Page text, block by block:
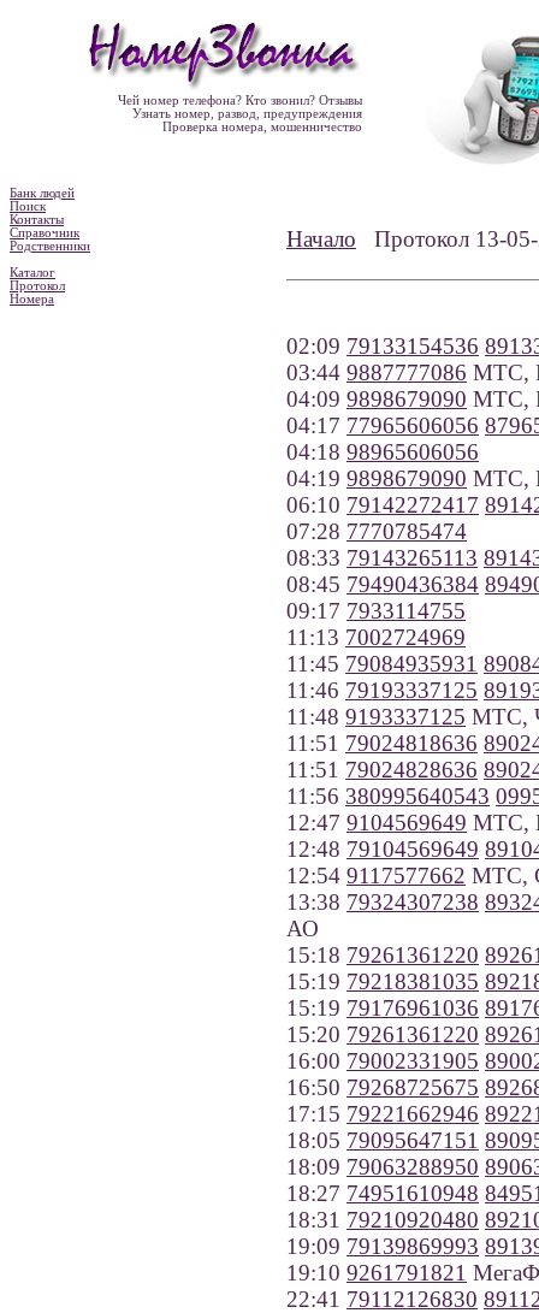
Чей номер телефона? Кто звонил? Отзывы
Узнать номер, развод, предупреждения
Проверка номера, мошенничество
Банк людей
Поиск
Контакты
Справочник
Родственники
Каталог
Протокол
Номера
Начало Протокол 13-
02:09 79133154536
03:44 9887777086 МТС,
04:09 9898679090 МТС,
04:17 77965606056
04:18 98965606056
04:19 9898679090 МТС,
06:10 79142272417
07:28 7770785474
08:33 79143265113
08:45 79490436384
09:17 7933114755
11:13 7002724969
11:45 79084935931
11:46 79193337125
11:48 9193337125 МТС,
11:51 79024818636
11:51 79024828636
11:56 380995640543
12:47 9104569649 МТС,
12:48 79104569649
12:54 9117577662 МТС,
13:38 79324307238
АО
15:18 79261361220
15:19 79218381035
15:19 79176961036
15:20 79261361220
16:00 79002331905
16:50 79268725675
17:15 79221662946
18:05 79095647151
18:09 79063288950
18:27 74951610948
18:31 79210920480
19:09 79139869993
19:10 9261791821
22:41 79112126830